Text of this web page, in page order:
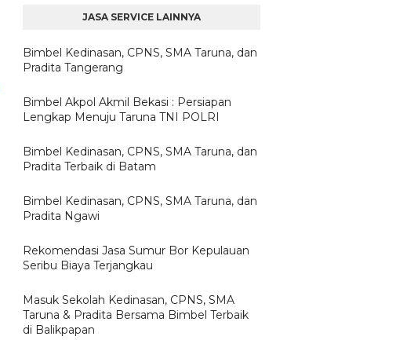
JASA SERVICE LAINNYA
Bimbel Kedinasan, CPNS, SMA Taruna, dan
Pradita Tangerang
Bimbel Akpol Akmil Bekasi : Persiapan
Lengkap Menuju Taruna TNI POLRI
Bimbel Kedinasan, CPNS, SMA Taruna, dan
Pradita Terbaik di Batam
Bimbel Kedinasan, CPNS, SMA Taruna, dan
Pradita Ngawi
Rekomendasi Jasa Sumur Bor Kepulauan
Seribu Biaya Terjangkau
Masuk Sekolah Kedinasan, CPNS, SMA
Taruna & Pradita Bersama Bimbel Terbaik
di Balikpapan